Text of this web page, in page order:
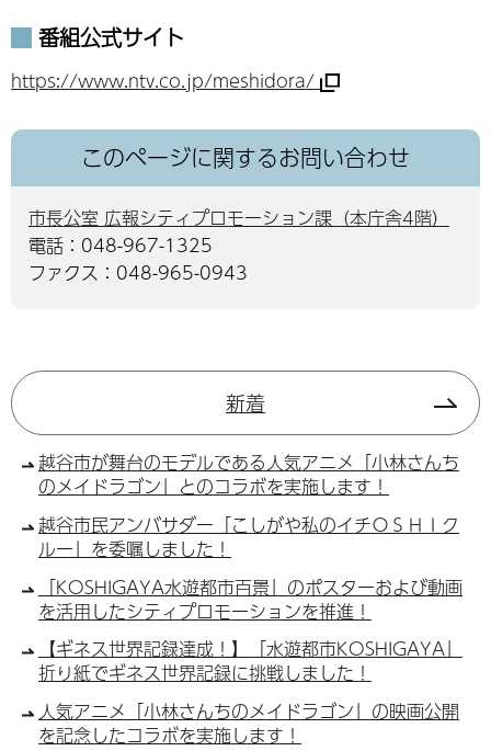
番組公式サイト
https://www.ntv.co.jp/meshidora/
このページに関するお問い合わせ
市長公室 広報シティプロモーション課（本庁舎4階）
電話：048-967-1325
ファクス：048-965-0943
新着
越谷市が舞台のモデルである人気アニメ「小林さんち
のメイドラゴン」とのコラボを実施します！
越谷市民アンバサダー「こしがや私のイチＯＳＨＩク
ルー」を委嘱しました！
「KOSHIGAYA水遊都市百景」のポスターおよび動画
を活用したシティプロモーションを推進！
【ギネス世界記録達成！】「水遊都市KOSHIGAYA」
折り紙でギネス世界記録に挑戦しました！
人気アニメ「小林さんちのメイドラゴン」の映画公開
を記念したコラボを実施します！